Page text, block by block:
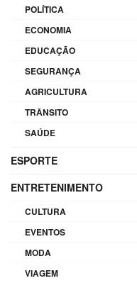
POLÍTICA
ECONOMIA
EDUCAÇÃO
SEGURANÇA
AGRICULTURA
TRÂNSITO
SAÚDE
ESPORTE
ENTRETENIMENTO
CULTURA
EVENTOS
MODA
VIAGEM